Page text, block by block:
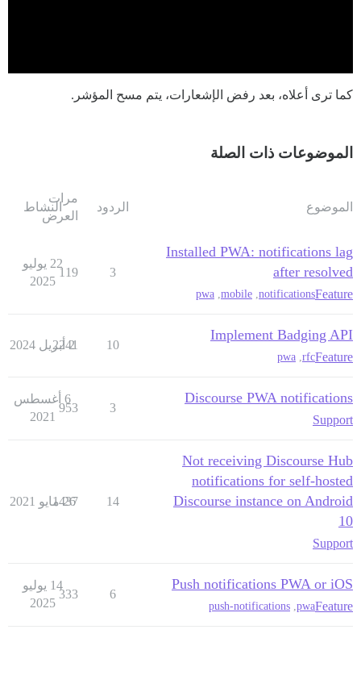
كما ترى أعلاه، بعد رفض الإشعارات، يتم مسح المؤشر.
الموضوعات ذات الصلة
الموضوع الردود
مرات
العرض
النشاط
Installed PWA: notifications lag
after resolved
Feature
notifications
,
mobile
,
pwa
3
119
22 يوليو
2025
Implement Badging API
Feature
rfc
,
pwa
10
2241
2 أبريل 2024
Discourse PWA notifications
Support
3
953
6 أغسطس
2021
Not receiving Discourse Hub
notifications for self-hosted
Discourse instance on Android
10
Support
14
1437
26 مايو 2021
Push notifications PWA or iOS
Feature
pwa
,
push-notifications
6
333
14 يوليو
2025